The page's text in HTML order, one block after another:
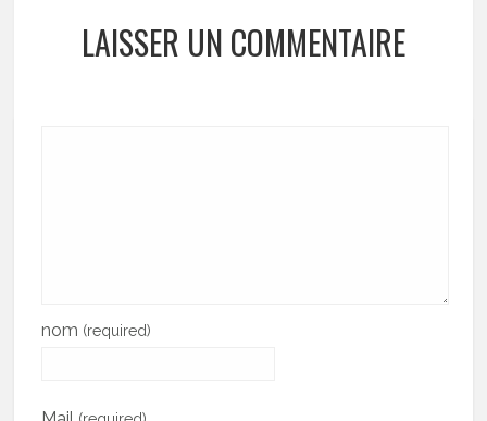
LAISSER UN COMMENTAIRE
nom (required)